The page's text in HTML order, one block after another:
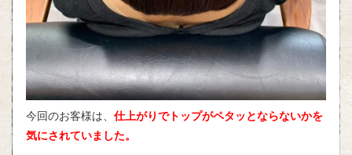
今回のお客様は、 仕上がりでトップがペタッとならないかを
気にされていました。